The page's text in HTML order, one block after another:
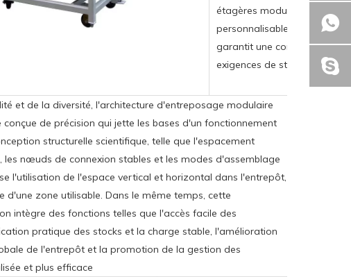
étagères modulaires
personnalisable). Cette
garantit une
exigences de stockage et
et de la diversité, l'architecture d'entreposage modulaire
conçue de précision qui jette les bases d'un fonctionnement
structurelle scientifique, telle que l'espacement
les nœuds de connexion stables et les modes d'assemblage
l'utilisation de l'espace vertical et horizontal dans l'entrepôt,
d'une zone utilisable. Dans le même temps, cette
intègre des fonctions telles que l'accès facile des
pratique des stocks et la charge stable, l'amélioration
de l'entrepôt et la promotion de la gestion des
et plus efficace